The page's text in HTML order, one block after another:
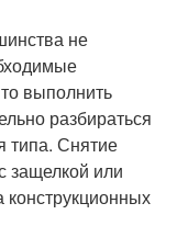
не
выполнить
разбираться
типа. Снятие
защелкой или
конструкционных